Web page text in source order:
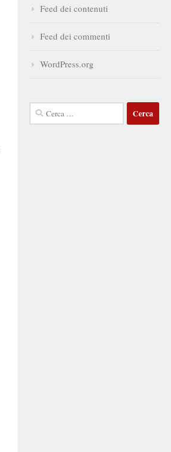
Feed dei contenuti
Feed dei commenti
WordPress.org
Ricerca
per: